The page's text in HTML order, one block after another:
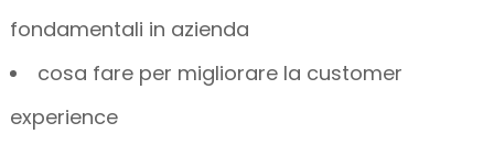
fondamentali in azienda
cosa fare per migliorare la customer
experience